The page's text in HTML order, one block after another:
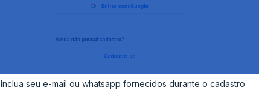
Inclua seu e-mail ou whatsapp fornecidos durante o cadastro